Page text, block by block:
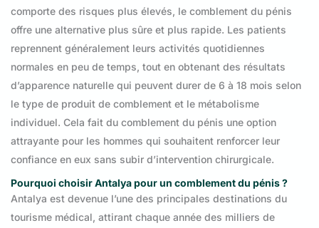
comporte des risques plus élevés, le comblement du pénis
offre une alternative plus sûre et plus rapide. Les patients
reprennent généralement leurs activités quotidiennes
normales en peu de temps, tout en obtenant des résultats
d’apparence naturelle qui peuvent durer de 6 à 18 mois selon
le type de produit de comblement et le métabolisme
individuel. Cela fait du comblement du pénis une option
attrayante pour les hommes qui souhaitent renforcer leur
confiance en eux sans subir d’intervention chirurgicale.
Pourquoi choisir Antalya pour un comblement du pénis ?
Antalya est devenue l’une des principales destinations du
tourisme médical, attirant chaque année des milliers de